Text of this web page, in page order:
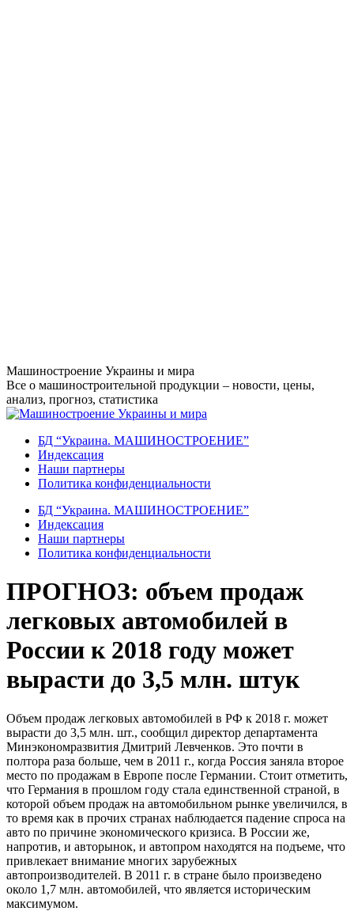
Перейти
к
содержанию
Машиностроение Украины и мира
Все о машиностроительной продукции – новости, цены,
анализ, прогноз, статистика
БД “Украина. МАШИНОСТРОЕНИЕ”
Индекcация
Наши партнеры
Политика конфиденциальности
БД “Украина. МАШИНОСТРОЕНИЕ”
Индекcация
Наши партнеры
Политика конфиденциальности
ПРОГНОЗ: объем продаж
легковых автомобилей в
России к 2018 году может
вырасти до 3,5 млн. штук
Объем продаж легковых автомобилей в РФ к 2018 г. может
вырасти до 3,5 млн. шт., сообщил директор департамента
Минэкономразвития Дмитрий Левченков. Это почти в
полтора раза больше, чем в 2011 г., когда Россия заняла второе
место по продажам в Европе после Германии. Стоит отметить,
что Германия в прошлом году стала единственной страной, в
которой объем продаж на автомобильном рынке увеличился, в
то время как в прочих странах наблюдается падение спроса на
авто по причине экономического кризиса. В России же,
напротив, и авторынок, и автопром находятся на подъеме, что
привлекает внимание многих зарубежных
автопроизводителей. В 2011 г. в стране было произведено
около 1,7 млн. автомобилей, что является историческим
максимумом.